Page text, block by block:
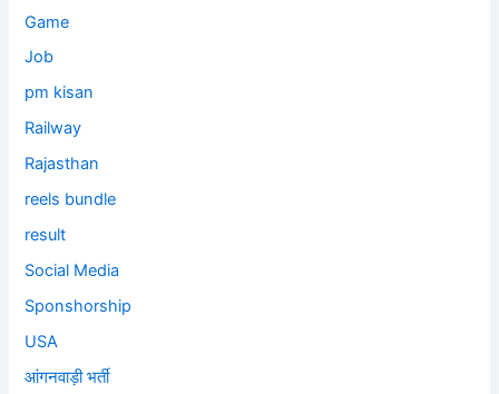
Game
Job
pm kisan
Railway
Rajasthan
reels bundle
result
Social Media
Sponshorship
USA
आंगनवाड़ी भर्ती